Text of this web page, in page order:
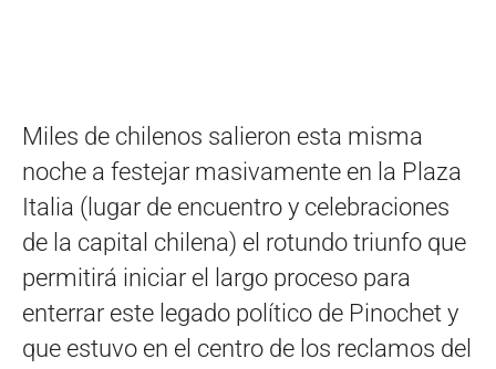
Miles de chilenos salieron esta misma
noche a festejar masivamente en la Plaza
Italia (lugar de encuentro y celebraciones
de la capital chilena) el rotundo triunfo que
permitirá iniciar el largo proceso para
enterrar este legado político de Pinochet y
que estuvo en el centro de los reclamos del